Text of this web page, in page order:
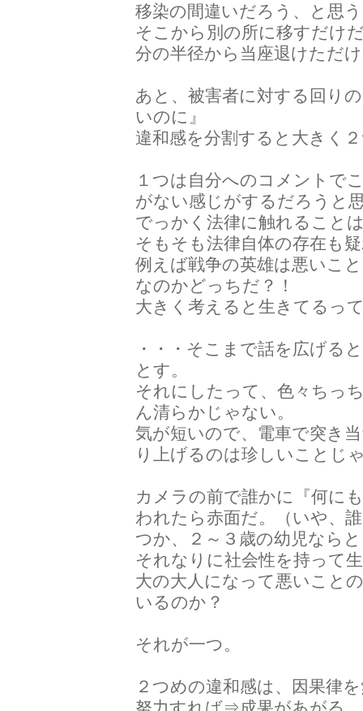
移染の間違いだろう、と思
そこから別の所に移すだけ
分の半径から当座退けただ
あと、被害者に対する回り
いのに』
違和感を分割すると大きく
１つは自分へのコメントで
がない感じがするだろうと
でっかく法律に触れること
そもそも法律自体の存在も
例えば戦争の英雄は悪いこ
なのかどっちだ？！
大きく考えると生きてるっ
・・・そこまで話を広げる
とす。
それにしたって、色々ちっ
ん清らかじゃない。
気が短いので、電車で突き
り上げるのは珍しいことじ
カメラの前で誰かに『何に
われたら赤面だ。（いや、
つか、２～３歳の幼児なら
それなりに社会性を持って
大の大人になって悪いこと
いるのか？
それが一つ。
２つめの違和感は、因果律